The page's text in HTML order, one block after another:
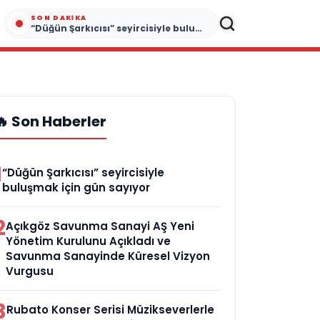
SON DAKIKA
“Düğün Şarkıcısı” seyircisiyle buluşmak için gün sayıyor
Son Haberler
“Düğün Şarkıcısı” seyircisiyle
buluşmak için gün sayıyor
Açıkgöz Savunma Sanayi AŞ Yeni
Yönetim Kurulunu Açıkladı ve
Savunma Sanayinde Küresel Vizyon
Vurgusu
Rubato Konser Serisi Müzikseverlerle